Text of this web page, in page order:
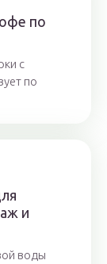
по
с
по
и
воды